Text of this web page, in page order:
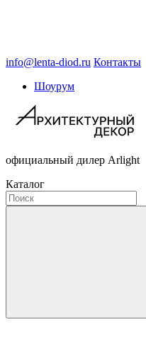
info@lenta-diod.ru Контакты
Шоурум
официальный дилер Arlight
Каталог